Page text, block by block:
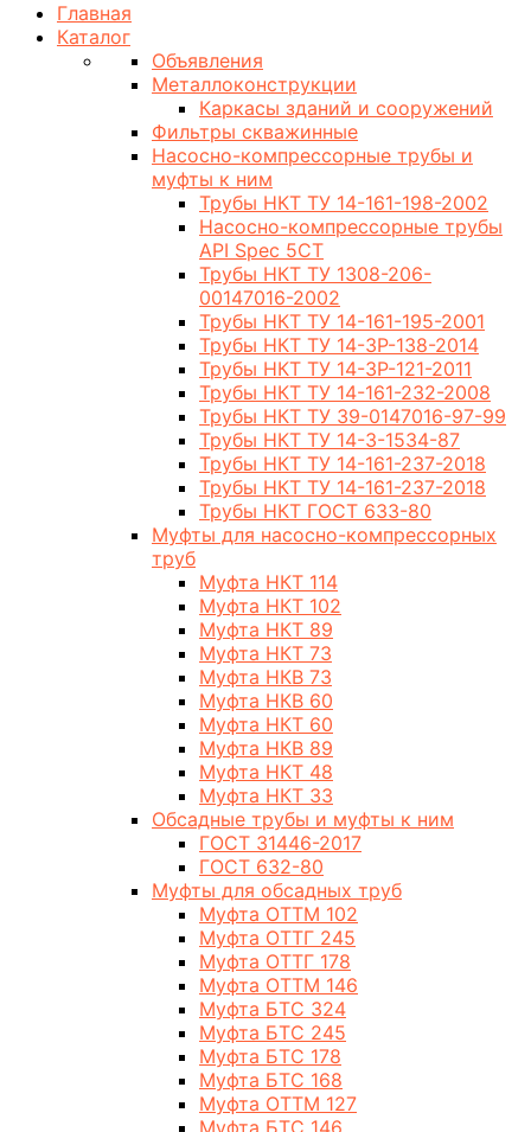
Главная
Каталог
Объявления
Металлоконструкции
Каркасы зданий и сооружений
Фильтры скважинные
Насосно-компрессорные трубы и
муфты к ним
Трубы НКТ ТУ 14-161-198-2002
Насосно-компрессорные трубы
API Spec 5CT
Трубы НКТ ТУ 1308-206-
00147016-2002
Трубы НКТ ТУ 14-161-195-2001
Трубы НКТ ТУ 14-3Р-138-2014
Трубы НКТ ТУ 14-3Р-121-2011
Трубы НКТ ТУ 14-161-232-2008
Трубы НКТ ТУ 39-0147016-97-99
Трубы НКТ ТУ 14-3-1534-87
Трубы НКТ ТУ 14-161-237-2018
Трубы НКТ ТУ 14-161-237-2018
Трубы НКТ ГОСТ 633-80
Муфты для насосно-компрессорных
труб
Муфта НКТ 114
Муфта НКТ 102
Муфта НКТ 89
Муфта НКТ 73
Муфта НКВ 73
Муфта НКВ 60
Муфта НКТ 60
Муфта НКВ 89
Муфта НКТ 48
Муфта НКТ 33
Обсадные трубы и муфты к ним
ГОСТ 31446-2017
ГОСТ 632-80
Муфты для обсадных труб
Муфта ОТТМ 102
Муфта ОТТГ 245
Муфта ОТТГ 178
Муфта ОТТМ 146
Муфта БТС 324
Муфта БТС 245
Муфта БТС 178
Муфта БТС 168
Муфта ОТТМ 127